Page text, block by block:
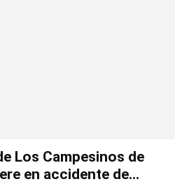
Los Campesinos de
en accidente de...